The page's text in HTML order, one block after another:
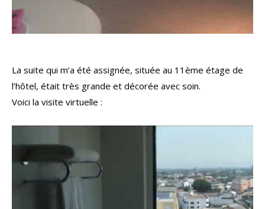
La suite qui m’a été assignée, située au 11ème étage de
l’hôtel, était très grande et décorée avec soin.
Voici la visite virtuelle :